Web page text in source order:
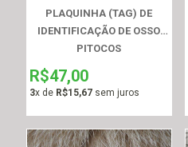
PLAQUINHA (TAG) DE
IDENTIFICAÇÃO DE OSSO
PITOCOS
R$47,00
3x de R$15,67sem juros